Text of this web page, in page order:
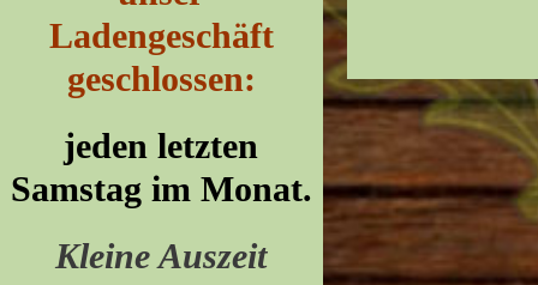
Ladengeschäft
geschlossen:
jeden letzten
Samstag im Monat.
Kleine Auszeit